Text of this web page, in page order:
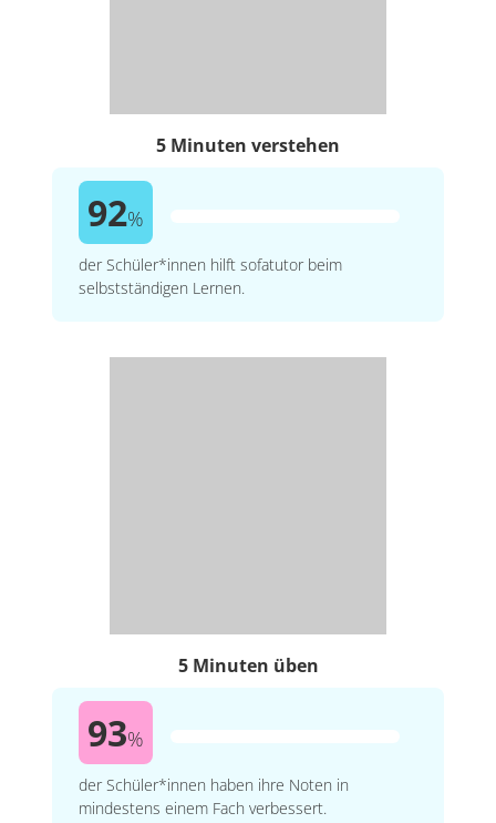
5 Minuten verstehen
92%
der Schüler*innen hilft sofatutor beim
selbstständigen Lernen.
5 Minuten üben
93%
der Schüler*innen haben ihre Noten in
mindestens einem Fach verbessert.